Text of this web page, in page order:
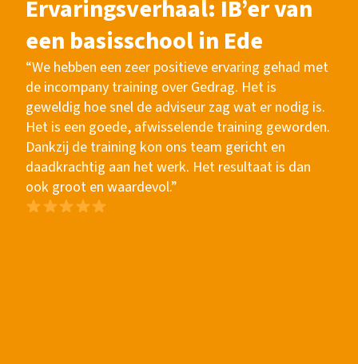
Ervaringsverhaal: IB’er van
een basisschool in Ede
“We hebben een zeer positieve ervaring gehad met
de incompany training over Gedrag. Het is
geweldig hoe snel de adviseur zag wat er nodig is.
Het is een goede, afwisselende training geworden.
Dankzij de training kon ons team gericht en
daadkrachtig aan het werk. Het resultaat is dan
ook groot en waardevol.”